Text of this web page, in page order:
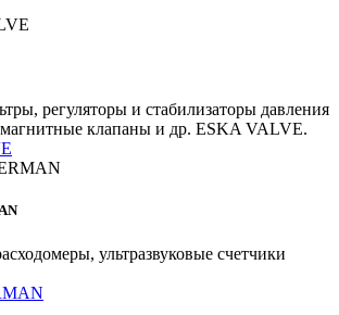
регуляторы и стабилизаторы давления
клапаны и др. ESKA VALVE.
ультразвуковые счетчики